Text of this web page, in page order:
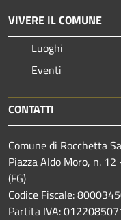
VIVERE IL COMUNE
Luoghi
Eventi
CONTATTI
Comune di Rocchetta
Piazza Aldo Moro, n.
(FG)
Codice Fiscale:
Partita IVA: